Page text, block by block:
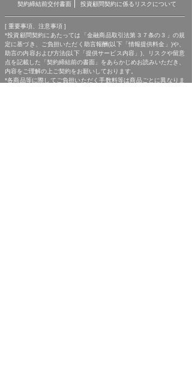
契約締結前交付書面
投資顧問契約に係るリスクについて
[ 重要事項、注意事項 ]
*投資顧問契約にあたっては「金融商品取引法第３７条の３」の規
定に基づき、ご負担いただく助言報酬(以下「情報提供料金」)や、
助言の内容および方法(以下「提供サービス内容」)、リスクや留意
点を記載した「契約締結前の書面」をあらかじめお読みいただき、
内容をご理解の上ご契約をお願いしております。
*各商品等に際してご負担いただく手数料等は商品ごとに異なりま